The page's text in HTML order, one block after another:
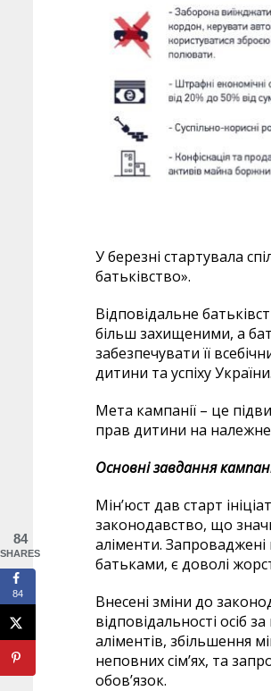
У березні стартувала
батьківство».
Відповідальне
більш захищеними, а
забезпечувати її
дитини та успіху України.
Мета кампанії – це
прав дитини на
Основні завдання
Мін’юст дав старт
законодавство, що
аліменти.
батьками, є доволі
Внесені зміни до
відповідальності осіб
аліментів, збільшення
неповних сім’ях, та
обов’язок.
84
SHARES
84